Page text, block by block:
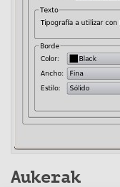
Aukerak